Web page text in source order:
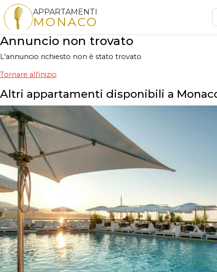
APPARTAMENTI
MONACO
Annuncio non trovato
L'annuncio richiesto non è stato trovato
Tornare all'inizio
Altri appartamenti disponibili a